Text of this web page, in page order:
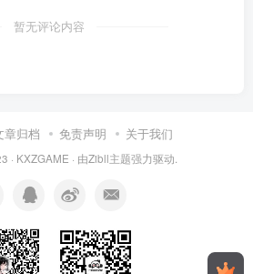
暂无评论内容
章归档 免责声明 关于我们
· KXZGAME · 由Zibll主题强力驱动.